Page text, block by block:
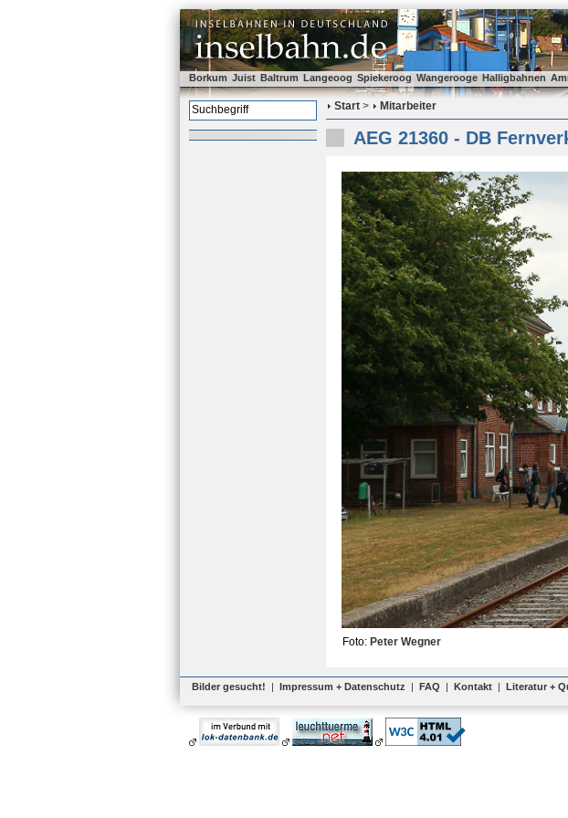
Borkum Juist Baltrum Langeoog Spiekeroog Wangerooge Halligbahnen
Start > Mitarbeiter
AEG 21360 - DB
Foto: Peter Wegner
Bilder gesucht! | Impressum + Datenschutz | FAQ | Kontakt | Literatur +